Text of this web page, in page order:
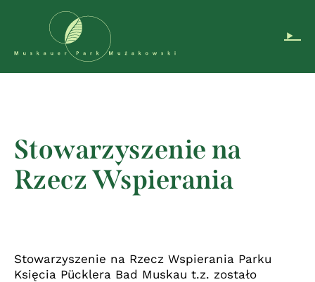
PL
Instagram
Stowarzyszenie na
Rzecz Wspierania
Stowarzyszenie na Rzecz Wspierania Parku
Księcia Pücklera Bad Muskau t.z. zostało